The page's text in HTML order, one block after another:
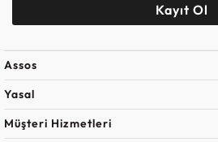
Kayıt Ol
Assos
Yasal
Müşteri Hizmetleri